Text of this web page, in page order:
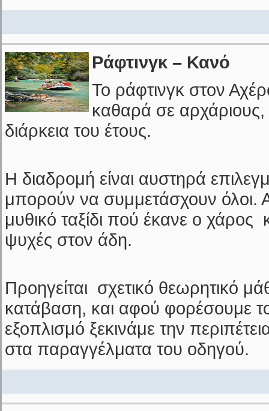
Ράφτινγκ – Κανό
Το ράφτινγκ στον
καθαρά σε αρχάριους,
διάρκεια του έτους.
Η διαδρομή είναι αυστηρά
μπορούν να συμμετάσχουν όλοι.
μυθικό ταξίδι πού έκανε ο χάρος
ψυχές στον άδη.
Προηγείται σχετικό θεωρητικό
κατάβαση, και αφού φορέσουμε
εξοπλισμό ξεκινάμε την
στα παραγγέλματα του οδηγού.